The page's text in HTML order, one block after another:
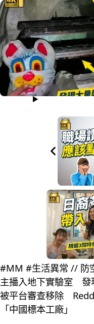
#MM #生活異常 // 防
主播入地下實驗室
被平台審查移除
「中國標本工廠」